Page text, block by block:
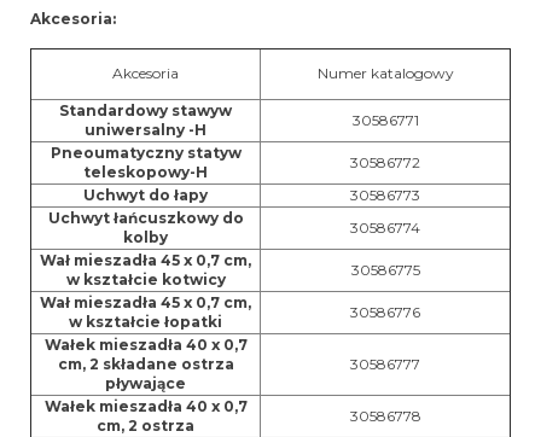
Akcesoria:
Akcesoria Numer katalogowy
Standardowy stawyw
uniwersalny -H
30586771
Pneoumatyczny statyw
teleskopowy-H
30586772
Uchwyt do łapy
30586773
Uchwyt łańcuszkowy do
kolby
30586774
Wał mieszadła 45 x 0,7 cm,
w kształcie kotwicy
30586775
Wał mieszadła 45 x 0,7 cm,
w kształcie łopatki
30586776
Wałek mieszadła 40 x 0,7
cm, 2 składane ostrza
pływające
30586777
Wałek mieszadła 40 x 0,7
cm, 2 ostrza
30586778